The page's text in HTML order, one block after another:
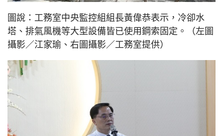
圖說：工務室中央監控組組長黃偉恭表示，冷卻水
塔、排氣風機等大型設備皆已使用鋼索固定。（左圖
攝影／江家瑜、右圖攝影／工務室提供）